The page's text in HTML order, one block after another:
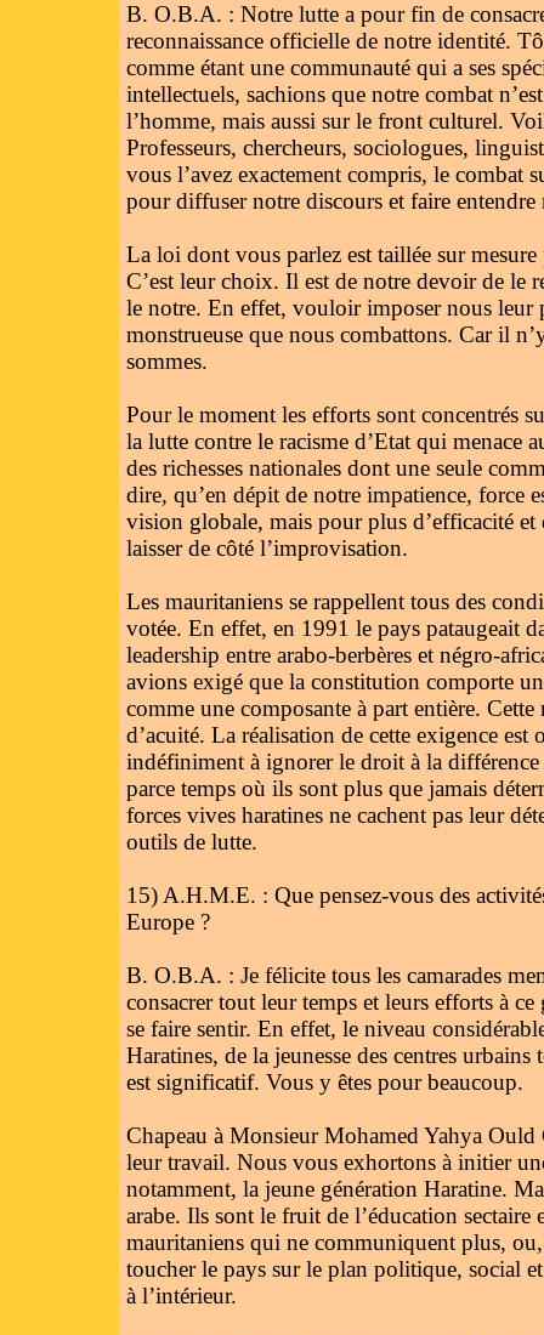
B. O.B.A. : Notre lutte a pour fin de
reconnaissance officielle de notre identité.
comme étant une communauté qui a ses
intellectuels, sachions que notre combat
l’homme, mais aussi sur le front culturel.
Professeurs, chercheurs, sociologues,
vous l’avez exactement compris, le combat
pour diffuser notre discours et faire entendre
La loi dont vous parlez est taillée sur
C’est leur choix. Il est de notre devoir de le
le notre. En effet, vouloir imposer nous leur
monstrueuse que nous combattons. Car il
sommes.
Pour le moment les efforts sont concentrés
la lutte contre le racisme d’Etat qui menace
des richesses nationales dont une seule
dire, qu’en dépit de notre impatience, force
vision globale, mais pour plus d’efficacité
laisser de côté l’improvisation.
Les mauritaniens se rappellent tous des
votée. En effet, en 1991 le pays pataugeait
leadership entre arabo-berbères et négro-
avions exigé que la constitution comporte
comme une composante à part entière.
d’acuité. La réalisation de cette exigence
indéfiniment à ignorer le droit à la
parce temps où ils sont plus que jamais
forces vives haratines ne cachent pas leur
outils de lutte.
15) A.H.M.E. : Que pensez-vous des
Europe ?
B. O.B.A. : Je félicite tous les camarades
consacrer tout leur temps et leurs efforts à
se faire sentir. En effet, le niveau
Haratines, de la jeunesse des centres
est significatif. Vous y êtes pour beaucoup.
Chapeau à Monsieur Mohamed Yahya
leur travail. Nous vous exhortons à initier
notamment, la jeune génération Haratine.
arabe. Ils sont le fruit de l’éducation
mauritaniens qui ne communiquent plus,
toucher le pays sur le plan politique, social
à l’intérieur.